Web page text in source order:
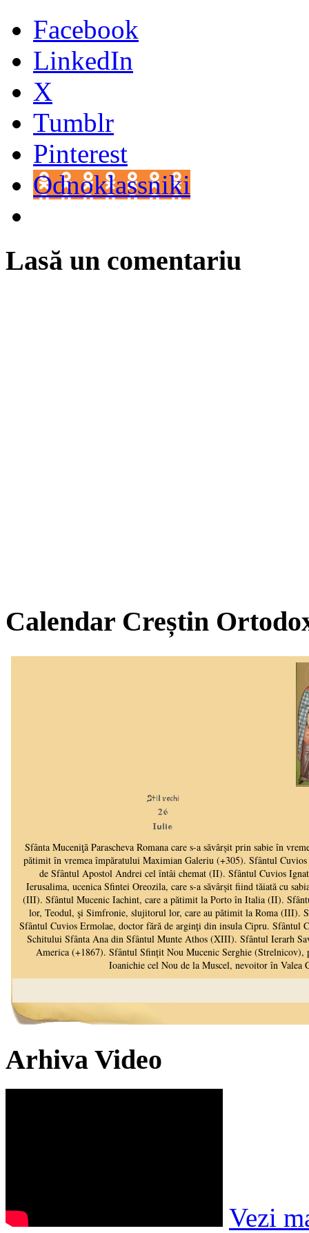
Facebook
LinkedIn
X
Tumblr
Pinterest
Odnoklassniki
Lasă un comentariu
Calendar Creștin
Arhiva Video
Vezi